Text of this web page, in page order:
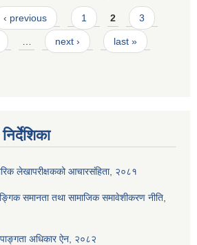
‹ previous 1 2 3
… next › last »
लेखापरीक्षकको आचारसंहिता, २०८१
समानता तथा सामाजिक समावेशीकरण नीति,
अधिकार ऐन, २०८२